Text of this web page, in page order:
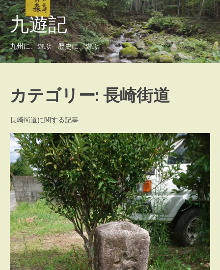
九遊記
九州に、遊ぶ 歴史に、遊ぶ
カテゴリー: 長崎街道
長崎街道に関する記事